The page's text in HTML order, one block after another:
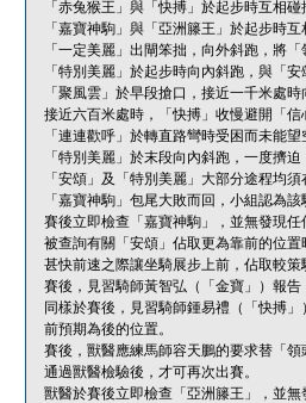
「赤兔猴王」與「快搏」於起步時互相碰
「嘉寶神駒」與「亞洲籐王」於起步時互
「一定美麗」出閘笨拙，向外斜跑，將
「特別美麗」於起步時向內斜跑，與「安
「聚風雲」於早段搶口，接近一千米處
接近六百米處時，「快搏」收慢避開「
「連連歡呼」於轉直路彎時受困而未能望
「特別美麗」於末段向內斜跑，一度擠
「安頌」及「特別美麗」大部分途程均須
「嘉寶神駒」包尾大敗而回，小組認為
賽後立即檢查「嘉寶神駒」，並無發現任
被查詢有關「安頌」佔取更為靠前的位
甚快前速之際讓坐騎展步上前，佔取較策
賽後，見習騎師黃智弘（「金寶」）報
同樣於賽後，見習騎師鍾易禮（「快搏
前預期為後的位置。
賽後，獸醫應練馬師容天鵬的要求替「
通過獸醫檢驗後，才可再次出賽。
獸醫於賽後立即檢查「亞洲籐王」，並無